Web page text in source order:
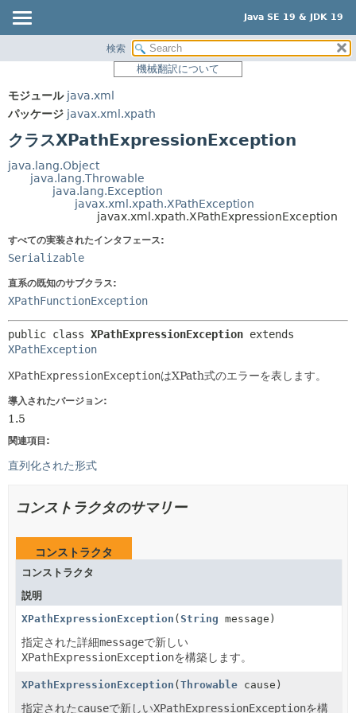
Java SE 19 & JDK 19
パッケージ
使用
ツリー
プレビュー
非推奨
ヘルプ
サマリー:
ネスト済
メソッド
フィールド
コンストラクタ
検索
機械翻訳について
モジュール java.xml
パッケージ javax.xml.xpath
クラスXPathExpressionException
java.lang.Object
java.lang.Throwable
java.lang.Exception
javax.xml.xpath.XPathException
javax.xml.xpath.XPathExpressionException
すべての実装されたインタフェース:
Serializable
直系の既知のサブクラス:
XPathFunctionException
public class XPathExpressionException
XPathException
XPathExpressionExceptionはXPath式のエラーを表します。
導入されたバージョン:
1.5
関連項目:
直列化された形式
コンストラクタのサマリー
コンストラクタ
コンストラクタ
説明
XPathExpressionException (String message)
指定された詳細messageで新しい
XPathExpressionExceptionを構築します。
XPathExpressionException (Throwable cause)
指定されたcauseで新しいXPathExpressionExceptionを構